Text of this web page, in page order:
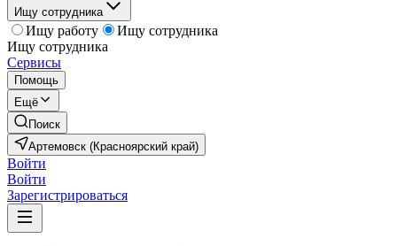
Ищу сотрудника
Ищу работу
Ищу сотрудника
Ищу сотрудника
Сервисы
Помощь
Ещё
Поиск
Артемовск (Красноярский край)
Войти
Войти
Зарегистрироваться